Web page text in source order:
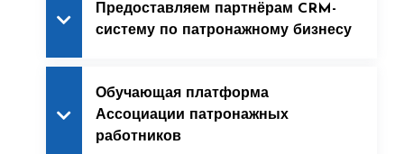
Предоставляем партнёрам CRM-
систему по патронажному бизнесу
Обучающая платформа
Ассоциации патронажных
работников